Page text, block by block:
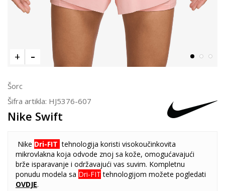
Šorc
Šifra artikla: HJ5376-607
Nike Swift
Nike Dri-FIT tehnologija koristi visokoučinkovita
mikrovlakna koja odvode znoj sa kože, omogućavajući
brže isparavanje i održavajući vas suvim. Kompletnu
ponudu modela sa Dri-FIT tehnologijom možete pogledati
OVDJE.